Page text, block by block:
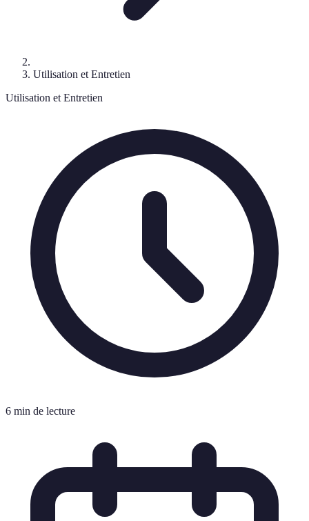
Utilisation et Entretien
Utilisation et Entretien
6 min de lecture